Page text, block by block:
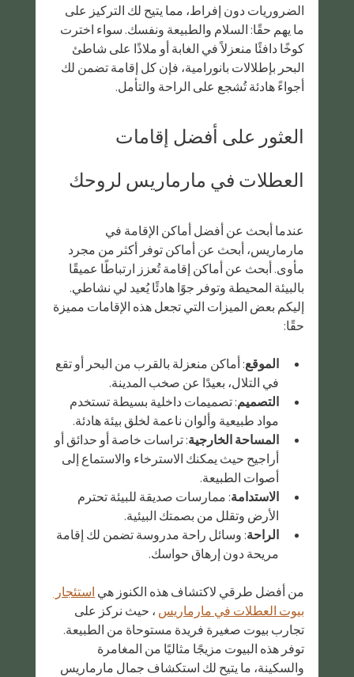
الضروريات دون إفراط، مما يتيح لك التركيز على
ما يهم حقًا: السلام والطبيعة ونفسك. سواء اخترت
كوخًا دافئًا منعزلاً في الغابة أو ملاذًا على شاطئ
البحر بإطلالات بانورامية، فإن كل إقامة تضمن لك
أجواءً هادئة تُشجع على الراحة والتأمل.
العثور على أفضل إقامات
العطلات في مارماريس لروحك
عندما أبحث عن أفضل أماكن الإقامة في
مارماريس، أبحث عن أماكن توفر أكثر من مجرد
مأوى. أبحث عن أماكن إقامة تُعزز ارتباطًا عميقًا
بالبيئة المحيطة وتوفر جوًا هادئًا يُعيد لي نشاطي.
إليكم بعض الميزات التي تجعل هذه الإقامات مميزة
حقًا:
الموقع: أماكن منعزلة بالقرب من البحر أو تقع
في التلال، بعيدًا عن صخب المدينة.
التصميم: تصميمات داخلية بسيطة تستخدم
مواد طبيعية وألوان ناعمة لخلق بيئة هادئة.
المساحة الخارجية: تراسات خاصة أو حدائق أو
أراجيح حيث يمكنك الاسترخاء والاستماع إلى
أصوات الطبيعة.
الاستدامة: ممارسات صديقة للبيئة تحترم
الأرض وتقلل من بصمتك البيئية.
الراحة: وسائل راحة مدروسة تضمن لك إقامة
مريحة دون إرهاق حواسك.
من أفضل طرقي لاكتشاف هذه الكنوز هي استئجار
بيوت العطلات في مارماريس ، حيث نركز على
تجارب بيوت صغيرة فريدة مستوحاة من الطبيعة.
توفر هذه البيوت مزيجًا مثاليًا من المغامرة
والسكينة، ما يتيح لك استكشاف جمال مارماريس